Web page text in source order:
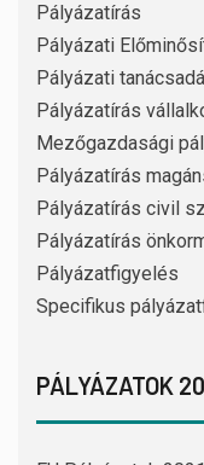
Pályázatírás
Pályázati
Pályázati
Pályázatírás
Mezőgazdasági
Pályázatírás
Pályázatírás civil
Pályázatírás
Pályázatfigyelés
Specifikus
PÁLYÁZATOK